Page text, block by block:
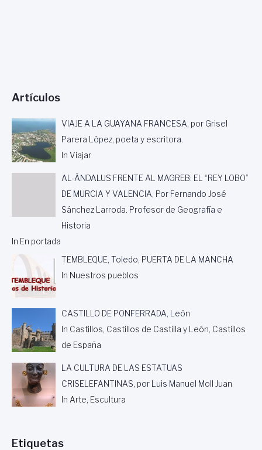
Artículos
VIAJE A LA GUAYANA FRANCESA, por Grisel
Parera López, poeta y escritora.
In Viajar
AL-ÁNDALUS FRENTE AL MAGREB: EL “REY LOBO”
DE MURCIA Y VALENCIA, Por Fernando José
Sánchez Larroda. Profesor de Geografía e
Historia
In En portada
TEMBLEQUE, Toledo, PUERTA DE LA MANCHA
In Nuestros pueblos
CASTILLO DE PONFERRADA, León
In Castillos, Castillos de Castilla y León, Castillos
de España
LA CULTURA DE LAS ESTATUAS
CRISELEFANTINAS, por Luis Manuel Moll Juan
In Arte, Escultura
Etiquetas